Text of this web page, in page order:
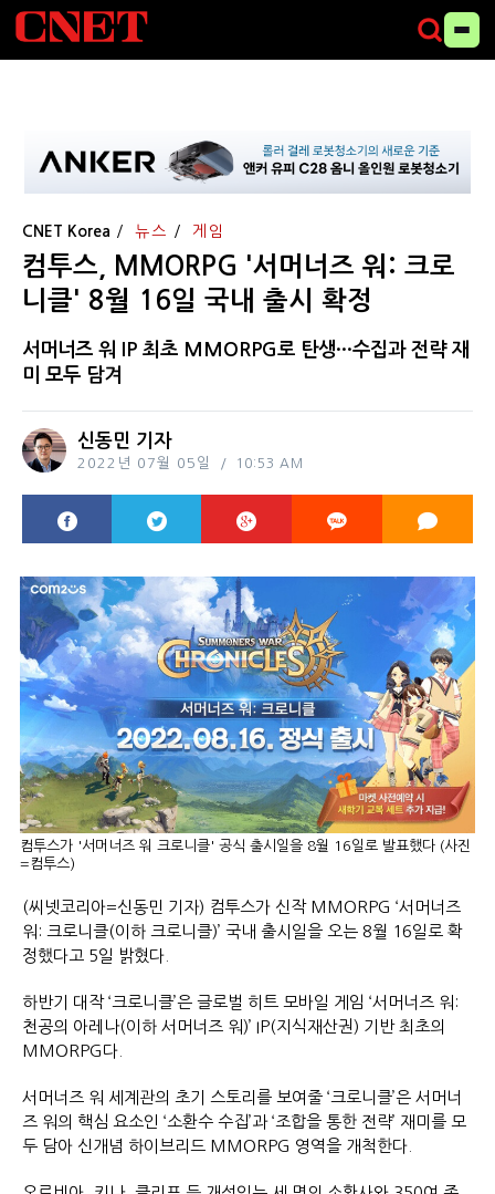
CNET Korea 뉴스 게임
컴투스, MMORPG '서머너즈 워: 크로
니클' 8월 16일 국내 출시 확정
서머너즈 워 IP 최초 MMORPG로 탄생···수집과 전략 재
미 모두 담겨
신동민 기자
2022년 07월 05일 10:53 AM
컴투스가 '서머너즈 워 크로니클' 공식 출시일을 8월 16일로 발표했다 (사진
=컴투스)
(씨넷코리아=신동민 기자) 컴투스가 신작 MMORPG ‘서머너즈
워: 크로니클(이하 크로니클)’ 국내 출시일을 오는 8월 16일로 확
정했다고 5일 밝혔다.
하반기 대작 ‘크로니클’은 글로벌 히트 모바일 게임 ‘서머너즈 워:
천공의 아레나(이하 서머너즈 워)’ IP(지식재산권) 기반 최초의
MMORPG다.
서머너즈 워 세계관의 초기 스토리를 보여줄 ‘크로니클’은 서머너
즈 워의 핵심 요소인 ‘소환수 수집’과 ‘조합을 통한 전략’ 재미를 모
두 담아 신개념 하이브리드 MMORPG 영역을 개척한다.